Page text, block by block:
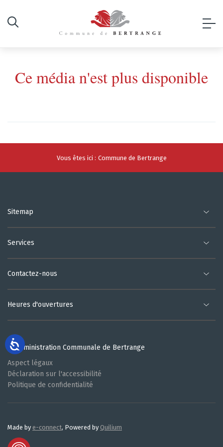
Ce média n'est plus disponible
Vous êtes ici : Commune de Bertrange
Sitemap
Services
Contactez-nous
Heures d'ouvertures
© Administration Communale de Bertrange
Aspect légaux
Déclaration sur l'accessibilité
Politique de confidentialité
Made by e-connect, Powered by Quilium